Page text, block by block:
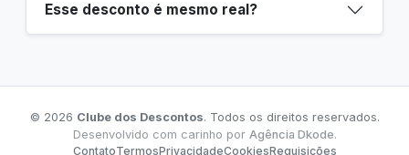
Esse desconto é mesmo real?
© 2026 Clube dos Descontos. Todos os direitos reservados.
Desenvolvido com carinho por Agência Dkode.
ContatoTermosPrivacidadeCookiesRequisições